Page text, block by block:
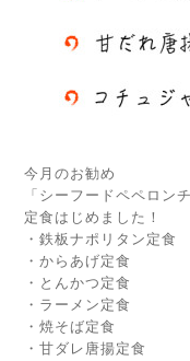
今月のお勧め
「シーフードペペロン
定食はじめました！
・鉄板ナポリタン定食
・からあげ定食
・とんかつ定食
・ラーメン定食
・焼そば定食
・甘ダレ唐揚定食